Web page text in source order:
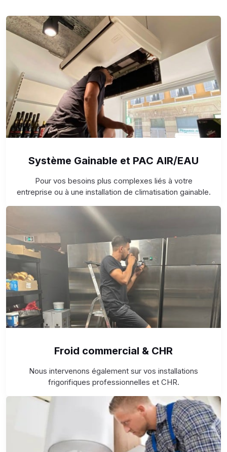
Système Gainable et PAC AIR/EAU
Pour vos besoins plus complexes liés à votre
entreprise ou à une installation de climatisation gainable.
Froid commercial & CHR
Nous intervenons également sur vos installations
frigorifiques professionnelles et CHR.